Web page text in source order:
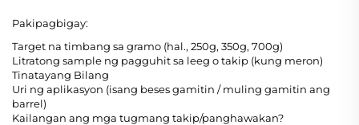
Pakipagbigay:
Target na timbang sa gramo (hal., 250g, 350g, 700g)
Litratong sample ng pagguhit sa leeg o takip (kung meron)
Tinatayang Bilang
Uri ng aplikasyon (isang beses gamitin / muling gamitin ang
barrel)
Kailangan ang mga tugmang takip/panghawakan?